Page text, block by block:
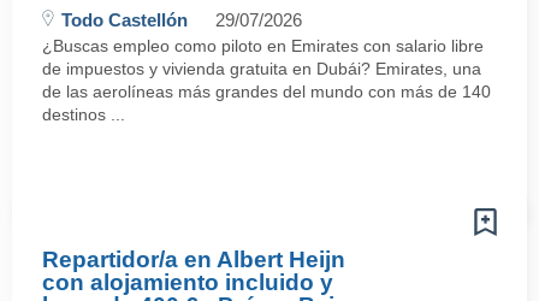
Todo Castellón 29/07/2026
¿Buscas empleo como piloto en Emirates con salario libre
de impuestos y vivienda gratuita en Dubái? Emirates, una
de las aerolíneas más grandes del mundo con más de 140
destinos ...
Repartidor/a en Albert Heijn
con alojamiento incluido y